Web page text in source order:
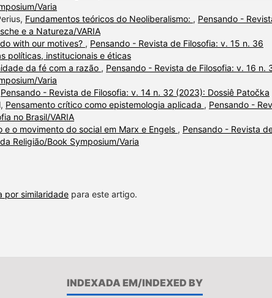
Varia
Fundamentos teóricos do Neoliberalismo: , Pensando -
e a Natureza/VARIA
with our motives? , Pensando - Revista de Filosofia: v. 15 n. 36
políticas, institucionais e éticas
da fé com a razão , Pensando - Revista de Filosofia: v. 16 n.
Varia
Pensando - Revista de Filosofia: v. 14 n. 32 (2023): Dossiê Patočka
Pensamento crítico como epistemologia aplicada , Pensando -
no Brasil/VARIA
e o movimento do social em Marx e Engels , Pensando - Revista
Religião/Book Symposium/Varia
por similaridade para este artigo.
INDEXADA EM/INDEXED BY